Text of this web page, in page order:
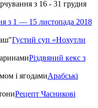
з 1 — 15 листопада 2018
Густий суп «Нохутли
Різдвяний кекс з
Арабські
Рецепт Часникові